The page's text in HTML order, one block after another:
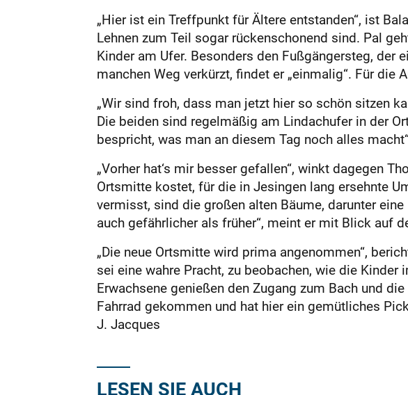
„Hier ist ein Treffpunkt für Ältere entstanden“, ist
Lehnen zum Teil sogar rückenschonend sind. Pal
Kinder am Ufer. Besonders den Fußgängersteg, der
manchen Weg verkürzt, findet er „einmalig“. Für
„Wir sind froh, dass man jetzt hier so schön sitzen
Die beiden sind regelmäßig am Lindachufer in der
bespricht, was man an diesem Tag noch alles
„Vorher hat‘s mir besser gefallen“, winkt dagegen
Ortsmitte kostet, für die in Jesingen lang ersehnte
vermisst, sind die großen alten Bäume, darunter
auch gefährlicher als früher“, meint er mit Blick auf
„Die neue Ortsmitte wird prima angenommen“,
sei eine wahre Pracht, zu be­obachen, wie die
Erwachsene genießen den Zugang zum Bach und
Fahrrad gekommen und hat hier ein gemütliches
J. Jacques
LESEN SIE AUCH